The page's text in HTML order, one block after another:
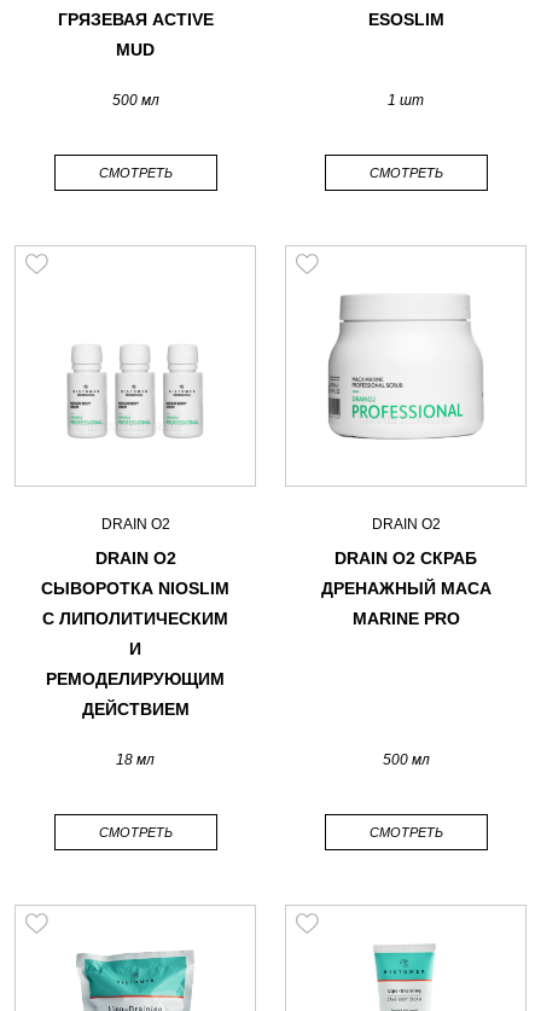
ГРЯЗЕВАЯ ACTIVE
MUD
500 мл
СМОТРЕТЬ
ESOSLIM
1 шт
СМОТРЕТЬ
DRAIN O2
DRAIN O2
СЫВОРОТКА NIOSLIM
С ЛИПОЛИТИЧЕСКИМ
И
РЕМОДЕЛИРУЮЩИМ
ДЕЙСТВИЕМ
18 мл
СМОТРЕТЬ
DRAIN O2
DRAIN O2 СКРАБ
ДРЕНАЖНЫЙ MACA
MARINE PRO
500 мл
СМОТРЕТЬ